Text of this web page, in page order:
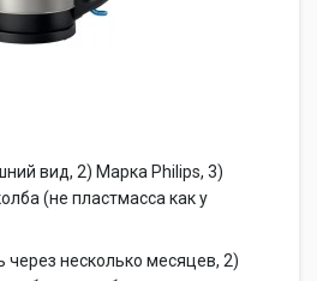
вид, 2) Марка Philips, 3)
(не пластмасса как у
через несколько месяцев, 2)